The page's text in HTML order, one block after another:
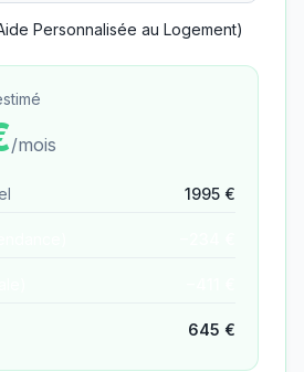
Personnalisée au Logement)
/mois
1995 €
645 €